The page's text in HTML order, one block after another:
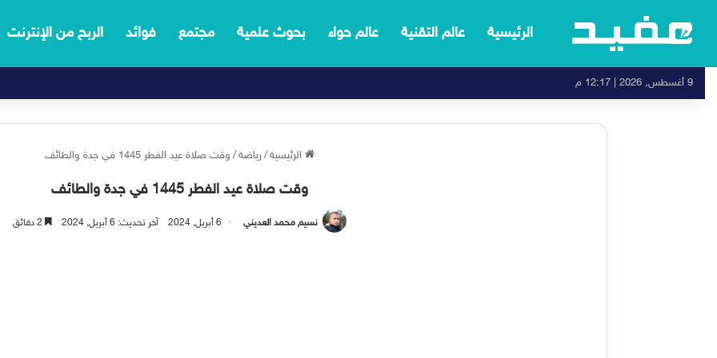
الرئيسية عالم التقنية عالم حواء بحوث علمية مجتمع فوائد الربح من الإنترنت
9 أغسطس, 2026 | 12:17 م
الرئيسية / رياضة / وقت صلاة عيد الفطر 1445 في جدة والطائف
وقت صلاة عيد الفطر 1445 في جدة والطائف
نسيم محمد العديني 6 أبريل, 2024 آخر تحديث: 6 أبريل, 2024